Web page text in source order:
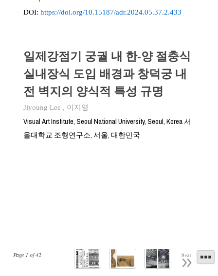
Page 1 of42 Next
DOI: https://doi.org/10.15187/adr.2024.05.37.2.433
일제강점기 궁궐 내 한-양 절충식
실내장식 도입 배경과 창덕궁 내
전 벽지의 양식적 특성 규명
Jiyoung Lee , 이지영
Visual Art Institute, Seoul National University, Seoul, Korea 서
울대학교 조형연구소, 서울, 대한민국